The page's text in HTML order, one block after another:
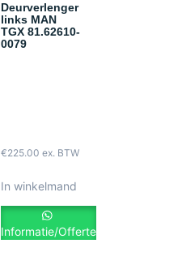
Deurverlenger
links MAN
TGX 81.62610-
0079
€225.00 ex. BTW
In winkelmand
Informatie/Offerte